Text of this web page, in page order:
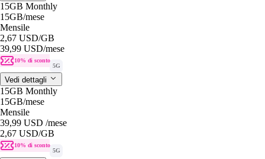
15GB Monthly
15GB/mese
Mensile
2,67 USD/GB
39,99 USD/mese
10% di sconto
5G
Vedi dettagli
15GB Monthly
15GB/mese
Mensile
39,99 USD /mese
2,67 USD/GB
10% di sconto
5G